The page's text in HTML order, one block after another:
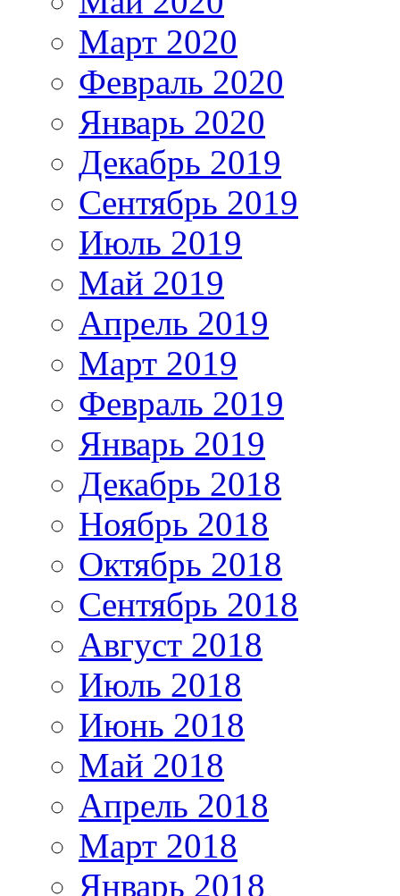
Март 2020
Февраль 2020
Январь 2020
Декабрь 2019
Сентябрь 2019
Июль 2019
Май 2019
Апрель 2019
Март 2019
Февраль 2019
Январь 2019
Декабрь 2018
Ноябрь 2018
Октябрь 2018
Сентябрь 2018
Август 2018
Июль 2018
Июнь 2018
Май 2018
Апрель 2018
Март 2018
Январь 2018